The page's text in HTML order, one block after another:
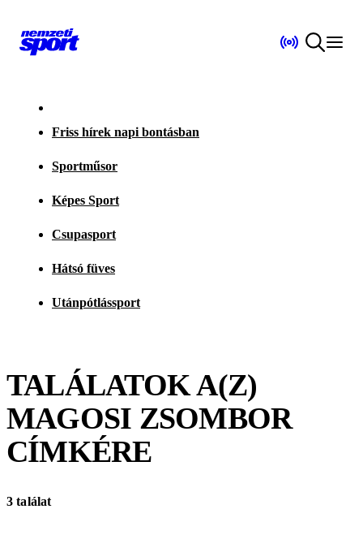
Friss hírek napi bontásban
Sportműsor
Képes Sport
Csupasport
Hátsó füves
Utánpótlássport
TALÁLATOK A(Z)
MAGOSI ZSOMBOR
CÍMKÉRE
3 találat